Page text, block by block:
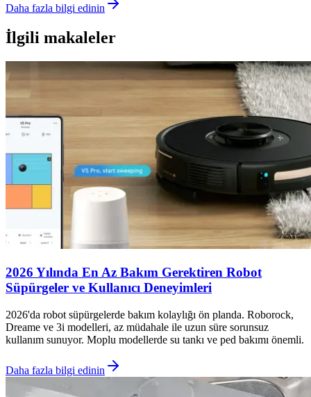
Daha fazla bilgi edinin
İlgili makaleler
2026 Yılında En Az Bakım Gerektiren Robot
Süpürgeler ve Kullanıcı Deneyimleri
2026'da robot süpürgelerde bakım kolaylığı ön planda. Roborock,
Dreame ve 3i modelleri, az müdahale ile uzun süre sorunsuz
kullanım sunuyor. Moplu modellerde su tankı ve ped bakımı önemli.
Daha fazla bilgi edinin